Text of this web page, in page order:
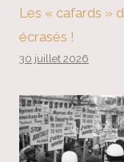
Les « cafards »
écrasés !
30 juillet 2026